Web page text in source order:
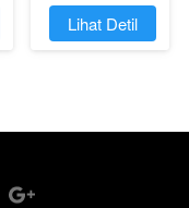
Cutter Milling
`Lihat Detil